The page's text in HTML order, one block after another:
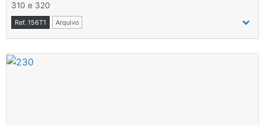
310 e 320
Ref. 156T1 Arquivo